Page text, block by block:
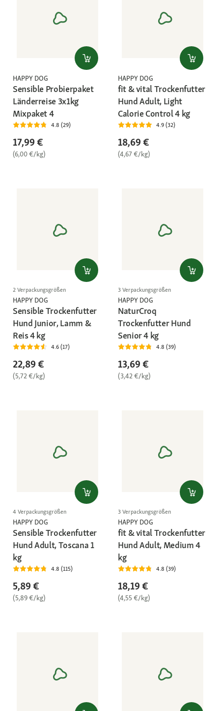
HAPPY DOG
Sensible Probierpaket
Länderreise 3x1kg
Mixpaket 4
4.8 (29)
17,99 €
(6,00 €/kg)
HAPPY DOG
fit & vital Trockenfutter
Hund Adult, Light
Calorie Control 4 kg
4.9 (32)
18,69 €
(4,67 €/kg)
2 Verpackungsgrößen
HAPPY DOG
Sensible Trockenfutter
Hund Junior, Lamm &
Reis 4 kg
4.6 (17)
22,89 €
(5,72 €/kg)
3 Verpackungsgrößen
HAPPY DOG
NaturCroq
Trockenfutter Hund
Senior 4 kg
4.8 (39)
13,69 €
(3,42 €/kg)
4 Verpackungsgrößen
HAPPY DOG
Sensible Trockenfutter
Hund Adult, Toscana 1
kg
4.8 (115)
5,89 €
(5,89 €/kg)
3 Verpackungsgrößen
HAPPY DOG
fit & vital Trockenfutter
Hund Adult, Medium 4
kg
4.8 (39)
18,19 €
(4,55 €/kg)